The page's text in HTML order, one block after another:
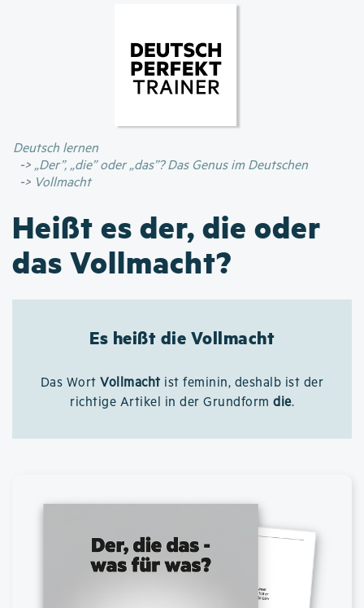
Inhalt
Deutsch lernen
„Der”, „die” oder „das”? Das Genus im Deutschen
Vollmacht
Heißt es der, die oder
das Vollmacht?
Es heißt die Vollmacht
Das WortVollmacht ist feminin, deshalb ist der
richtige Artikel in der Grundform die.